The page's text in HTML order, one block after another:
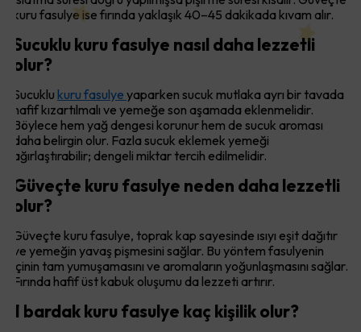
kuru fasulye ise fırında yaklaşık 40–45 dakikada kıvam alır.
Sucuklu kuru fasulye nasıl daha lezzetli
olur?
Sucuklu kuru fasulye yaparken sucuk mutlaka ayrı bir tavada
hafif kızartılmalı ve yemeğe son aşamada eklenmelidir.
Böylece hem yağ dengesi korunur hem de sucuk aroması
daha belirgin olur. Fazla sucuk eklemek yemeği
ağırlaştırabilir; dengeli miktar tercih edilmelidir.
Güveçte kuru fasulye neden daha lezzetli
olur?
Güveçte kuru fasulye, toprak kap sayesinde ısıyı eşit dağıtır
ve yemeğin yavaş pişmesini sağlar. Bu yöntem fasulyenin
içinin tam yumuşamasını ve aromaların yoğunlaşmasını sağlar.
Fırında hafif üst kabuk oluşumu da lezzeti artırır.
1 bardak kuru fasulye kaç kişilik olur?